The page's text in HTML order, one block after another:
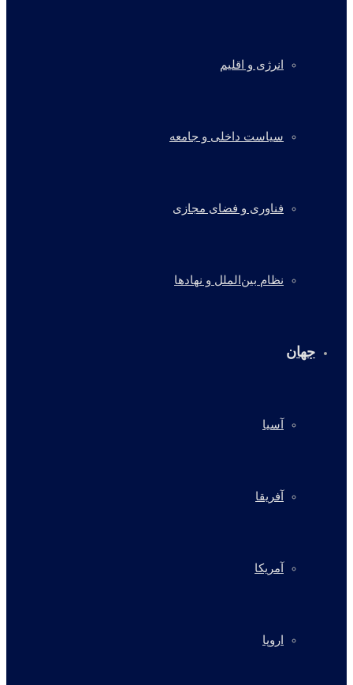
انرژی و اقلیم
سیاست داخلی و جامعه
فناوری و فضای مجازی
نظام بین‌الملل و نهادها
جهان
آسیا
آفریقا
آمریکا
اروپا